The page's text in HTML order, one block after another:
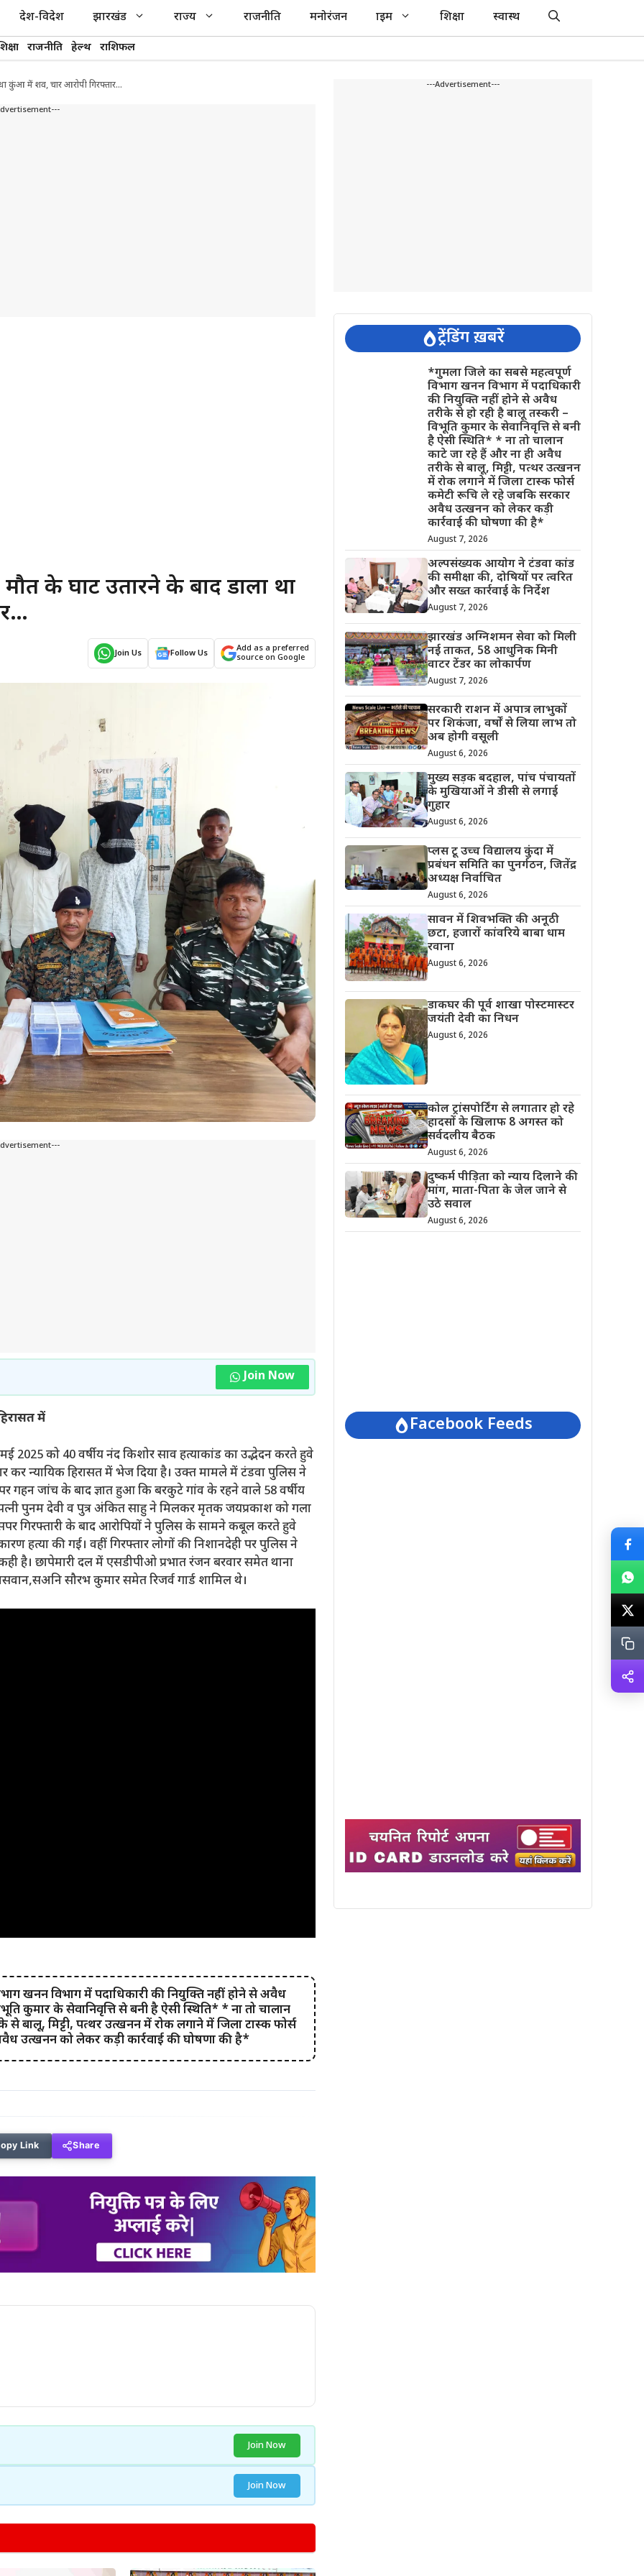
देश-विदेश झारखंड राज्य राजनीति मनोरंजन क्राइम शिक्षा स्वास्थ
राजनीति हेल्थ राशिफल
कुंआ में शव, चार आरोपी गिरफ्तार…
के घाट उतारने के बाद डाला था
Join Us Follow Us
Add as a preferred
source on Google
Join Now
में
मई 2025 को 40 वर्षीय नंद किशोर साव हत्याकांड का उद्भेदन करते हुवे
कर न्यायिक हिरासत में भेज दिया है। उक्त मामले में टंडवा पुलिस ने
पर गहन जांच के बाद ज्ञात हुआ कि बरकुटे गांव के रहने वाले 58 वर्षीय
पुनम देवी व पुत्र अंकित साहु ने मिलकर मृतक जयप्रकाश को गला
गिरफ्तारी के बाद आरोपियों ने पुलिस के सामने कबूल करते हुवे
हत्या की गई। वहीं गिरफ्तार लोगों की निशानदेही पर पुलिस ने
है। छापेमारी दल में एसडीपीओ प्रभात रंजन बरवार समेत थाना
सौरभ कुमार समेत रिजर्व गार्ड शामिल थे।
खनन विभाग में पदाधिकारी की नियुक्ति नहीं होने से अवैध
कुमार के सेवानिवृत्ति से बनी है ऐसी स्थिति* * ना तो चालान
बालू, मिट्टी, पत्थर उत्खनन में रोक लगाने में जिला टास्क फोर्स
उत्खनन को लेकर कड़ी कार्रवाई की घोषणा की है*
Link Share
Join Now
Join Now
---Advertisement---
ट्रेंडिंग ख़बरें
*गुमला जिले का सबसे महत्वपूर्ण
विभाग खनन विभाग में पदाधिकारी
की नियुक्ति नहीं होने से अवैध
तरीके से हो रही है बालू तस्करी –
विभूति कुमार के सेवानिवृत्ति से बनी
है ऐसी स्थिति* * ना तो चालान
काटे जा रहे हैं और ना ही अवैध
तरीके से बालू, मिट्टी, पत्थर उत्खनन
में रोक लगाने में जिला टास्क फोर्स
कमेटी रूचि ले रहे जबकि सरकार
अवैध उत्खनन को लेकर कड़ी
कार्रवाई की घोषणा की है*
August 7, 2026
अल्पसंख्यक आयोग ने टंडवा कांड
की समीक्षा की, दोषियों पर त्वरित
और सख्त कार्रवाई के निर्देश
August 7, 2026
झारखंड अग्निशमन सेवा को मिली
नई ताकत, 58 आधुनिक मिनी
वाटर टेंडर का लोकार्पण
August 7, 2026
सरकारी राशन में अपात्र लाभुकों
पर शिकंजा, वर्षों से लिया लाभ तो
अब होगी वसूली
August 6, 2026
मुख्य सड़क बदहाल, पांच पंचायतों
के मुखियाओं ने डीसी से लगाई
गुहार
August 6, 2026
प्लस टू उच्च विद्यालय कुंदा में
प्रबंधन समिति का पुनर्गठन, जितेंद्र
अध्यक्ष निर्वाचित
August 6, 2026
सावन में शिवभक्ति की अनूठी
छटा, हजारों कांवरिये बाबा धाम
रवाना
August 6, 2026
डाकघर की पूर्व शाखा पोस्टमास्टर
जयंती देवी का निधन
August 6, 2026
कोल ट्रांसपोर्टिंग से लगातार हो रहे
हादसों के खिलाफ 8 अगस्त को
सर्वदलीय बैठक
August 6, 2026
दुष्कर्म पीड़िता को न्याय दिलाने की
मांग, माता-पिता के जेल जाने से
उठे सवाल
August 6, 2026
Facebook Feeds